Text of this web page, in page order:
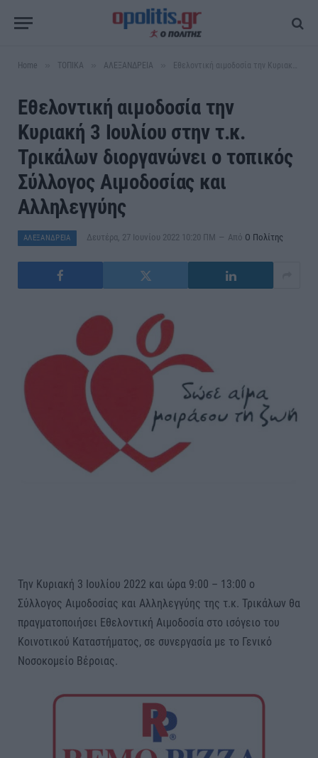
Home ΤΟΠΙΚΑ ΑΛΕΞΑΝΔΡΕΙΑ Εθελοντική αιμοδοσία την Κυριακή 3 Ιουλίου στην τ.κ. Τρικάλων διοργανώνει ο τοπικός Σύλλογος Αιμοδοσίας και Αλληλεγγύης
Εθελοντική αιμοδοσία την
Κυριακή 3 Ιουλίου στην τ.κ.
Τρικάλων διοργανώνει ο τοπικός
Σύλλογος Αιμοδοσίας και
Αλληλεγγύης
ΑΛΕΞΑΝΔΡΕΙΑ Δευτέρα, 27 Ιουνίου 2022 10:20 ΠΜ Από Ο Πολίτης
Την Κυριακή 3 Ιουλίου 2022 και ώρα 9:00 – 13:00 ο
Σύλλογος Αιμοδοσίας και Αλληλεγγύης της τ.κ. Τρικάλων θα
πραγματοποιήσει Εθελοντική Αιμοδοσία στο ισόγειο του
Κοινοτικού Καταστήματος, σε συνεργασία με το Γενικό
Νοσοκομείο Βέροιας.